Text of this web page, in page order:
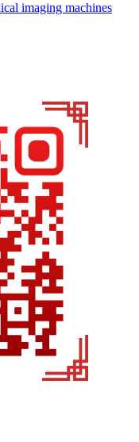
imaging machines